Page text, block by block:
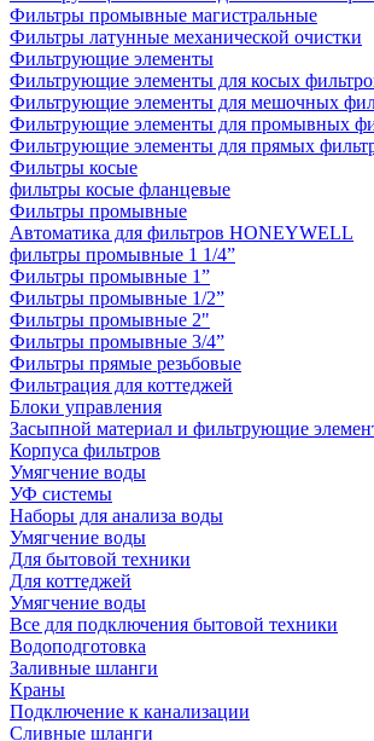
Фильтры промывные магистральные
Фильтры латунные механической очистки
Фильтрующие элементы
Фильтрующие элементы для косых
Фильтрующие элементы для мешочных
Фильтрующие элементы для промывных
Фильтрующие элементы для прямых
Фильтры косые
фильтры косые фланцевые
Фильтры промывные
Автоматика для фильтров HONEYWELL
фильтры промывные 1 1/4”
Фильтры промывные 1”
Фильтры промывные 1/2”
Фильтры промывные 2"
Фильтры промывные 3/4”
Фильтры прямые резьбовые
Фильтрация для коттеджей
Блоки управления
Засыпной материал и фильтрующие
Корпуса фильтров
Умягчение воды
УФ системы
Наборы для анализа воды
Умягчение воды
Для бытовой техники
Для коттеджей
Умягчение воды
Все для подключения бытовой техники
Водоподготовка
Заливные шланги
Краны
Подключение к канализации
Сливные шланги